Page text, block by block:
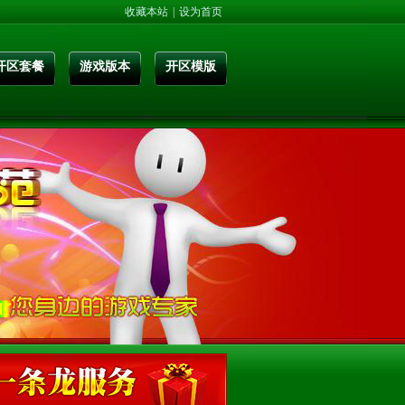
收藏本站 设为首页
区套餐 游戏版本 开区模版